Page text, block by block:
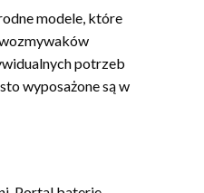
modele, które
potrzeb
wyposażone są w